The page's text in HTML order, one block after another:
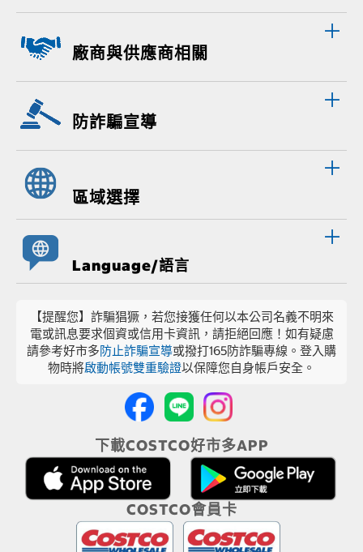
廠商與供應商相關
防詐騙宣導
區域選擇
Language/語言
【提醒您】詐騙猖獗，若您接獲任何以本公司名義不明來
電或訊息要求個資或信用卡資訊，請拒絕回應！如有疑慮
請參考好市多防止詐騙宣導或撥打165防詐騙專線。登入購
物時將啟動帳號雙重驗證以保障您自身帳戶安全。
下載COSTCO好市多APP
COSTCO會員卡